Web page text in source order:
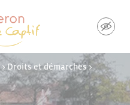
>Droits et démarches>